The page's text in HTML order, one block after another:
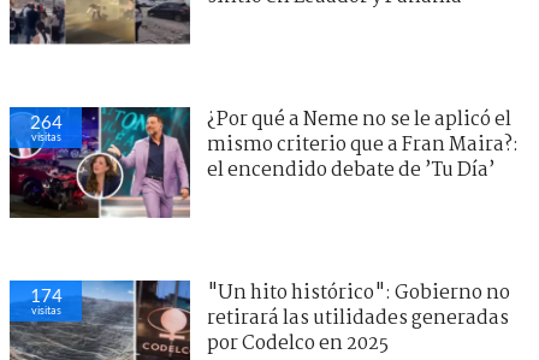
264
visitas
¿Por qué a Neme no se le aplicó el
mismo criterio que a Fran Maira?:
el encendido debate de ’Tu Día’
174
visitas
"Un hito histórico": Gobierno no
retirará las utilidades generadas
por Codelco en 2025